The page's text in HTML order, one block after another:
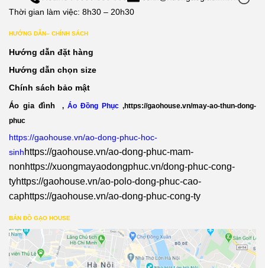
Thời gian làm việc: 8h30 – 20h30
HƯỚNG DẪN– CHÍNH SÁCH
Hướng dẫn đặt hàng
Hướng dẫn chọn size
Chính sách bảo mật
Áo gia đình , Áo Đồng Phục ,https://gaohouse.vn/may-ao-thun-dong-
phuc
https://gaohouse.vn/ao-dong-phuc-hoc-
sinhhttps://gaohouse.vn/ao-dong-phuc-mam-
nonhttps://xuongmayaodongphuc.vn/dong-phuc-cong-
tyhttps://gaohouse.vn/ao-polo-dong-phuc-cao-
caphttps://gaohouse.vn/ao-dong-phuc-cong-ty
BẢN ĐỒ GẠO HOUSE